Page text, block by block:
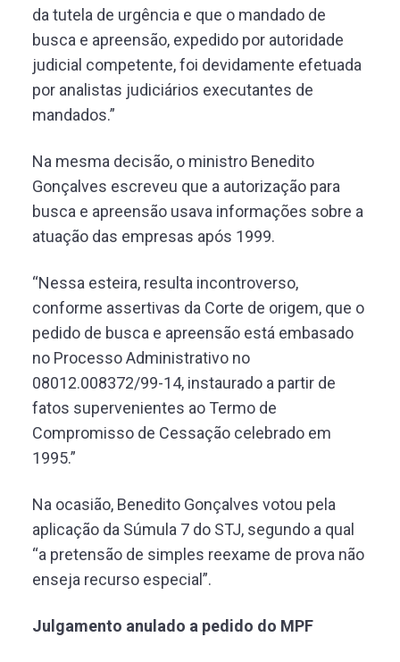
da tutela de urgência e que o mandado de
busca e apreensão, expedido por autoridade
judicial competente, foi devidamente efetuada
por analistas judiciários executantes de
mandados.”
Na mesma decisão, o ministro Benedito
Gonçalves escreveu que a autorização para
busca e apreensão usava informações sobre a
atuação das empresas após 1999.
“Nessa esteira, resulta incontroverso,
conforme assertivas da Corte de origem, que o
pedido de busca e apreensão está embasado
no Processo Administrativo no
08012.008372/99-14, instaurado a partir de
fatos supervenientes ao Termo de
Compromisso de Cessação celebrado em
1995.”
Na ocasião, Benedito Gonçalves votou pela
aplicação da Súmula 7 do STJ, segundo a qual
“a pretensão de simples reexame de prova não
enseja recurso especial”.
Julgamento anulado a pedido do MPF